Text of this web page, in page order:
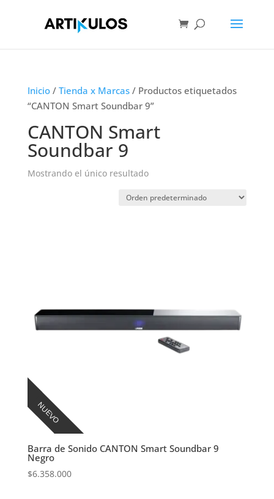
Inicio/ Tienda x Marcas/ Productos etiquetados
“CANTON Smart Soundbar 9”
CANTON Smart
Soundbar 9
Mostrando el único resultado
NUEVO
Barra de Sonido CANTON Smart Soundbar 9
Negro
$6.358.000